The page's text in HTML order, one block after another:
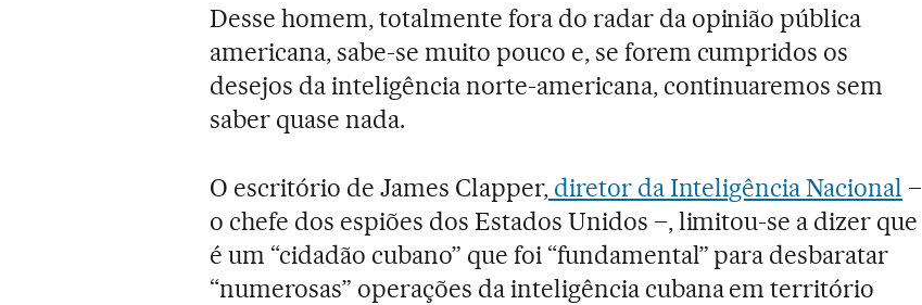
Desse homem, totalmente fora do radar da opinião pública
americana, sabe-se muito pouco e, se forem cumpridos os
desejos da inteligência norte-americana, continuaremos sem
saber quase nada.
O escritório de James Clapper,diretor da Inteligência Nacional –
o chefe dos espiões dos Estados Unidos –, limitou-se a dizer que
é um “cidadão cubano” que foi “fundamental” para desbaratar
“numerosas” operações da inteligência cubana em território